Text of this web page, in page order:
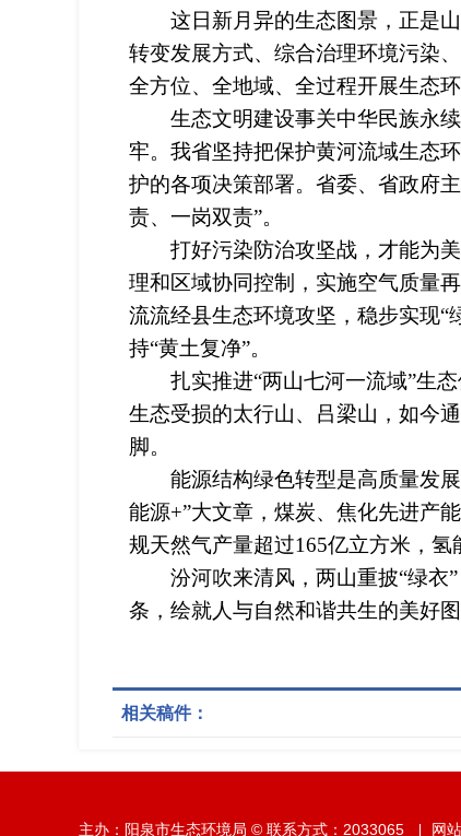
这日新月异的生态图景，正是山
转变发展方式、综合治理环境污染
全方位、全地域、全过程开展生态
生态文明建设事关中华民族永续
牢。我省坚持把保护黄河流域生态
护的各项决策部署。省委、省政府
责、一岗双责”。
打好污染防治攻坚战，才能为美
理和区域协同控制，实施空气质量
流流经县生态环境攻坚，稳步实现“
持“黄土复净”。
扎实推进“两山七河一流域”生态
生态受损的太行山、吕梁山，如今
脚。
能源结构绿色转型是高质量发展
能源+”大文章，煤炭、焦化先进产
规天然气产量超过165亿立方米，氢
汾河吹来清风，两山重披“绿衣”
条，绘就人与自然和谐共生的美好
相关稿件：
主办：阳泉市生态环境局 © 联系方式：2033065 网